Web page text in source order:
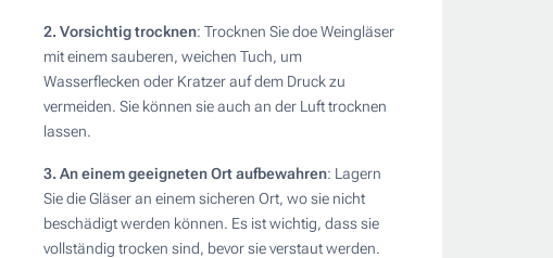
2. Vorsichtig trocknen: Trocknen Sie doe Weingläser
mit einem sauberen, weichen Tuch, um
Wasserflecken oder Kratzer auf dem Druck zu
vermeiden. Sie können sie auch an der Luft trocknen
lassen.
3. An einem geeigneten Ort aufbewahren: Lagern
Sie die Gläser an einem sicheren Ort, wo sie nicht
beschädigt werden können. Es ist wichtig, dass sie
vollständig trocken sind, bevor sie verstaut werden.